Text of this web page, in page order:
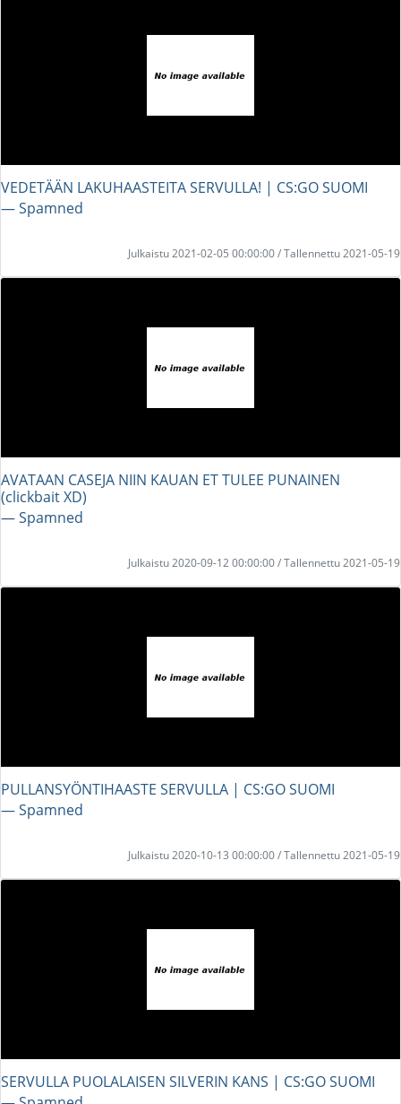
VEDETÄÄN LAKUHAASTEITA SERVULLA! | CS:GO SUOMI
― Spamned
Julkaistu 2021-02-05 00:00:00 / Tallennettu 2021-05-19
AVATAAN CASEJA NIIN KAUAN ET TULEE PUNAINEN
(clickbait XD)
― Spamned
Julkaistu 2020-09-12 00:00:00 / Tallennettu 2021-05-19
PULLANSYÖNTIHAASTE SERVULLA | CS:GO SUOMI
― Spamned
Julkaistu 2020-10-13 00:00:00 / Tallennettu 2021-05-19
SERVULLA PUOLALAISEN SILVERIN KANS | CS:GO SUOMI